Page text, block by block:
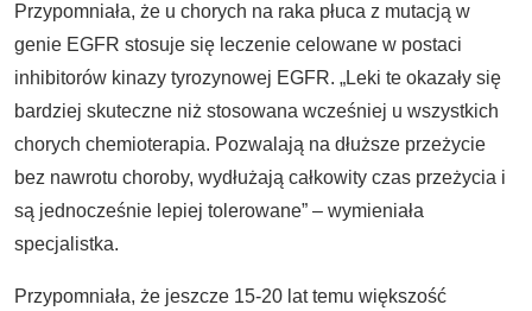
Przypomniała, że u chorych na raka płuca z mutacją w
genie EGFR stosuje się leczenie celowane w postaci
inhibitorów kinazy tyrozynowej EGFR. „Leki te okazały się
bardziej skuteczne niż stosowana wcześniej u wszystkich
chorych chemioterapia. Pozwalają na dłuższe przeżycie
bez nawrotu choroby, wydłużają całkowity czas przeżycia i
są jednocześnie lepiej tolerowane” – wymieniała
specjalistka.
Przypomniała, że jeszcze 15-20 lat temu większość